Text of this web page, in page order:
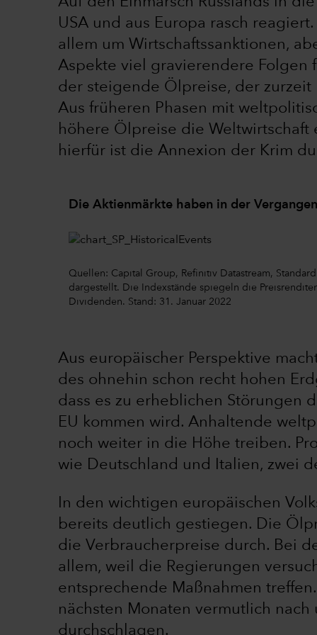
USA und aus Europa rasch
allem um Wirtschaftssanktionen,
Aspekte viel gravierendere Folgen
der steigende Ölpreise, der
Aus früheren Phasen mit
höhere Ölpreise die
hierfür ist die Annexion der Krim
Die Aktienmärkte haben in der
Quellen: Capital Group, Refinitiv Datastream,
dargestellt. Die Indexstände spiegeln die
Dividenden. Stand: 31. Januar 2022
Aus europäischer Perspektive
des ohnehin schon recht hohen
dass es zu erheblichen Störungen
EU kommen wird. Anhaltende
noch weiter in die Höhe treiben.
wie Deutschland und Italien, zwei
In den wichtigen europäischen
bereits deutlich gestiegen. Die
die Verbraucherpreise durch. Bei
allem, weil die Regierungen
entsprechende Maßnahmen
nächsten Monaten vermutlich
durchschlagen.